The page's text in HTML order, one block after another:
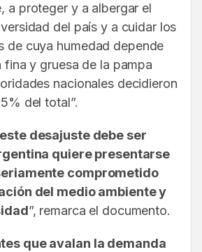
a proteger y a albergar el
del país y a cuidar los
de cuya humedad depende
y gruesa de la pampa
nacionales decidieron
del total”.
desajuste debe ser
quiere presentarse
comprometido
del medio ambiente y
”, remarca el documento.
que avalan la demanda